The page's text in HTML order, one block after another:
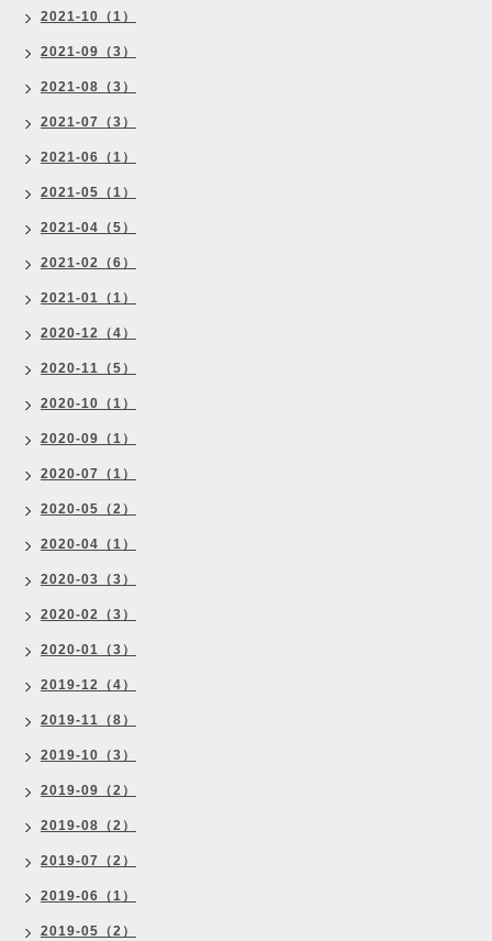
2021-10（1）
2021-09（3）
2021-08（3）
2021-07（3）
2021-06（1）
2021-05（1）
2021-04（5）
2021-02（6）
2021-01（1）
2020-12（4）
2020-11（5）
2020-10（1）
2020-09（1）
2020-07（1）
2020-05（2）
2020-04（1）
2020-03（3）
2020-02（3）
2020-01（3）
2019-12（4）
2019-11（8）
2019-10（3）
2019-09（2）
2019-08（2）
2019-07（2）
2019-06（1）
2019-05（2）